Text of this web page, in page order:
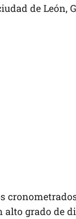
de León,
grado de